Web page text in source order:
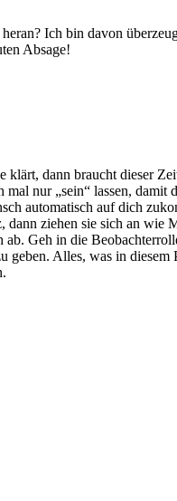
Ich bin davon
Absage!
dann braucht dieser
nur „sein“ lassen,
automatisch auf dich
ziehen sie sich an wie
ab. Geh in die
geben. Alles, was in